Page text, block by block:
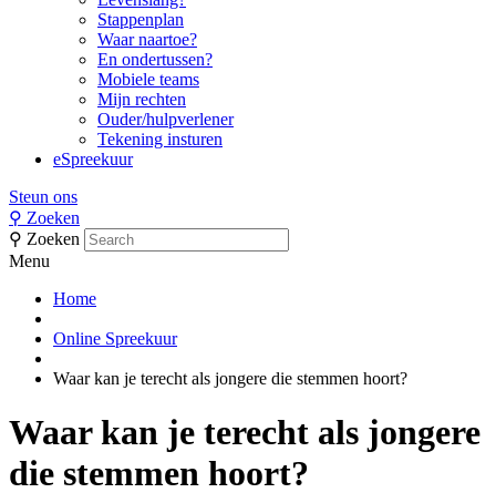
Stappenplan
Waar naartoe?
En ondertussen?
Mobiele teams
Mijn rechten
Ouder/hulpverlener
Tekening insturen
eSpreekuur
Steun ons
⚲ Zoeken
⚲ Zoeken
Menu
Home
Online Spreekuur
Waar kan je terecht als jongere die stemmen hoort?
Waar kan je terecht als jongere
die stemmen hoort?